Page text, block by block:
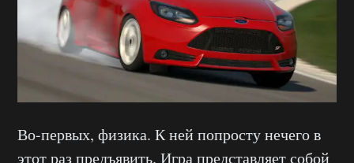
Во-первых, физика. К ней попросту нечего в
этот раз предъявить. Игра представляет собой